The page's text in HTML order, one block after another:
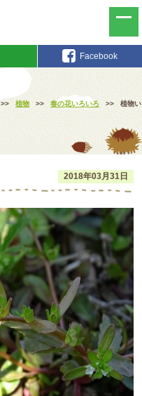
Facebook
>> 植物 >> 春の花いろいろ >>
植物い
2018年03月31日